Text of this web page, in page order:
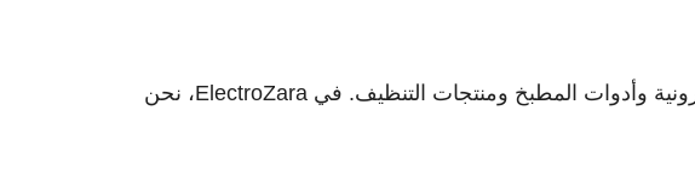
يسعدنا أن نرحب بكم في موقعنا الإلكتروني، حيث ستجد مجموعة استثنائية من الأجهزة الإلكترونية وأدوات المطبخ ومنتجات التنظيف. في ElectroZara، نحن